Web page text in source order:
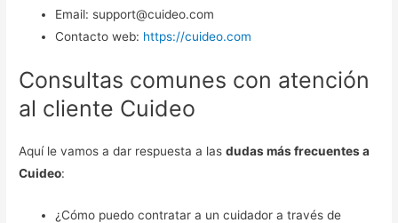
Email: support@cuideo.com
Contacto web: https://cuideo.com
Consultas comunes con atención
al cliente Cuideo
Aquí le vamos a dar respuesta a lasdudas más frecuentes a
Cuideo:
¿Cómo puedo contratar a un cuidador a través de